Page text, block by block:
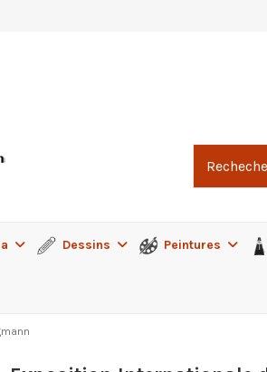
Dessins Peintures